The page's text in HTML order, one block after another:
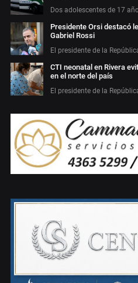
Dos adolescentes de 17
Presidente Orsi destacó
Gabriel Rossi
El presidente de la
CTI neonatal en Rivera
en el norte del país
El presidente de la